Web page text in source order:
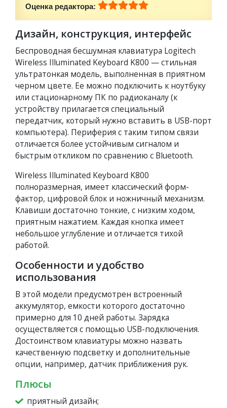
Оценка редактора:
Дизайн, конструкция, интерфейс
Беспроводная бесшумная клавиатура Logitech
Wireless Illuminated Keyboard K800 — стильная
ультратонкая модель, выполненная в приятном
черном цвете. Ее можно подключить к ноутбуку
или стационарному ПК по радиоканалу (к
устройству прилагается специальный
передатчик, который нужно вставить в USB-порт
компьютера). Периферия с таким типом связи
отличается более устойчивым сигналом и
быстрым откликом по сравнению с Bluetooth.
Wireless Illuminated Keyboard K800
полноразмерная, имеет классический форм-
фактор, цифровой блок и ножничный механизм.
Клавиши достаточно тонкие, с низким ходом,
приятным нажатием. Каждая кнопка имеет
небольшое углубление и отличается тихой
работой.
Особенности и удобство
использования
В этой модели предусмотрен встроенный
аккумулятор, емкости которого достаточно
примерно для 10 дней работы. Зарядка
осуществляется с помощью USB-подключения.
Достоинством клавиатуры можно назвать
качественную подсветку и дополнительные
опции, например, датчик приближения рук.
Плюсы
приятный дизайн;